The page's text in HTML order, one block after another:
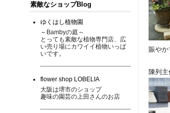
賑やか
陳列
素敵なショップBlog
ゆくはし植物園
～Bambyの庭～
とっても素敵な植物専門店、広
い売り場にカワイイ植物いっぱ
いです。
flower shop LOBELIA
大阪は堺市のショップ
趣味の園芸の上田さんのお店